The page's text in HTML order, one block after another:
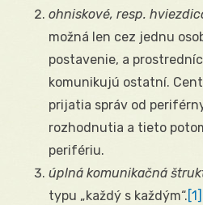
ohniskové, resp.
možná len cez jednu
postavenie, a
komunikujú ostatní.
prijatia správ od
rozhodnutia a tieto
perifériu.
úplná komunikačná
typu „každý s každým“.[1]